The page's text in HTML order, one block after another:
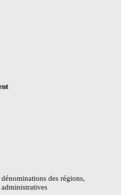
des régions,